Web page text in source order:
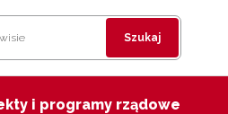
Szukaj
i programy rządowe